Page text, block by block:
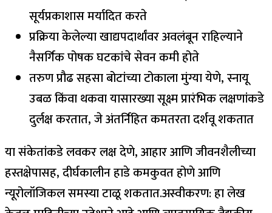
सूर्यप्रकाशास मर्यादित करते
प्रक्रिया केलेल्या खाद्यपदार्थांवर अवलंबून राहिल्याने
नैसर्गिक पोषक घटकांचे सेवन कमी होते
तरुण प्रौढ सहसा बोटांच्या टोकाला मुंग्या येणे, स्नायू
उबळ किंवा थकवा यासारख्या सूक्ष्म प्रारंभिक लक्षणांकडे
दुर्लक्ष करतात, जे अंतर्निहित कमतरता दर्शवू शकतात
या संकेतांकडे लवकर लक्ष देणे, आहार आणि जीवनशैलीच्या
हस्तक्षेपासह, दीर्घकालीन हाडे कमकुवत होणे आणि
न्यूरोलॉजिकल समस्या टाळू शकतात.अस्वीकरण: हा लेख